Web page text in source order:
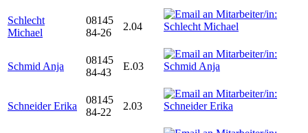
Schlecht
Michael
08145
84-26
2.04
Schmid Anja
08145
84-43
E.03
Schneider Erika
08145
84-22
2.03